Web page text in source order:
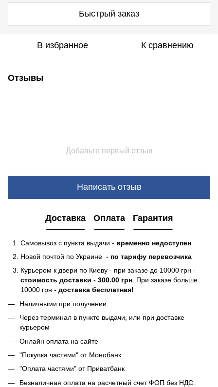
Быстрый заказ
В избранное К сравнению
Отзывы
Добавьте первый отзыв
Написать отзыв
Доставка Оплата Гарантия
Самовывоз с пункта выдачи - временно недоступен
Новой почтой по Украине - по тарифу перевозчика
Курьером к двери по Киеву - при заказе до 10000 грн -
стоимость доставки - 300.00 грн. При заказе больше
10000 грн - доставка бесплатная!
Наличными при получении.
Через терминал в пункте выдачи, или при доставке
курьером
Онлайн оплата на сайте
"Покупка частями" от Монобанк
"Оплата частями" от Приватбанк
Безналичная оплата на расчетный счет ФОП без НДС.